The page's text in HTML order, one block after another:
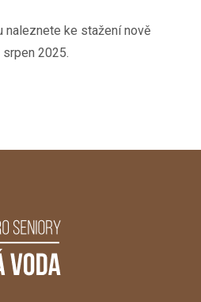
naleznete ke stažení nově
2025.